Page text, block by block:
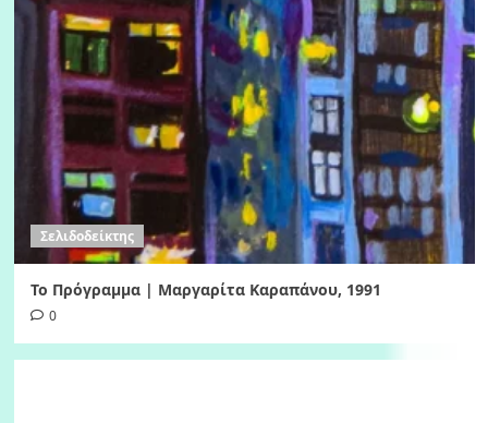
Σελιδοδείκτης
Το Πρόγραμμα | Μαργαρίτα Καραπάνου, 1991
0